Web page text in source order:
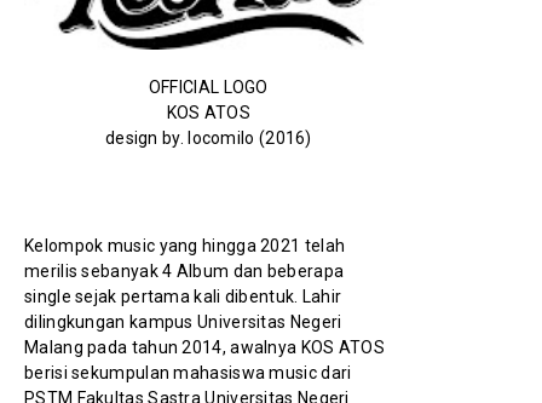
OFFICIAL LOGO
KOS ATOS
design by. locomilo (2016)
Kelompok music yang hingga 2021 telah
merilis sebanyak 4 Album dan beberapa
single sejak pertama kali dibentuk. Lahir
dilingkungan kampus Universitas Negeri
Malang pada tahun 2014, awalnya KOS ATOS
berisi sekumpulan mahasiswa music dari
PSTM Fakultas Sastra Universitas Negeri